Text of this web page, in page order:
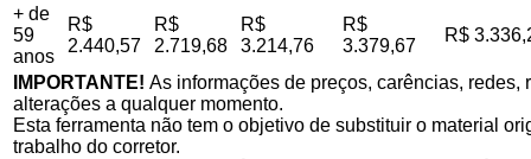
+ de
59
anos
R$
2.440,57
R$
2.719,68
R$
3.214,76
R$
3.379,67
R$
IMPORTANTE! As informações de preços, carências,
alterações a qualquer momento.
Esta ferramenta não tem o objetivo de substituir o material
trabalho do corretor.